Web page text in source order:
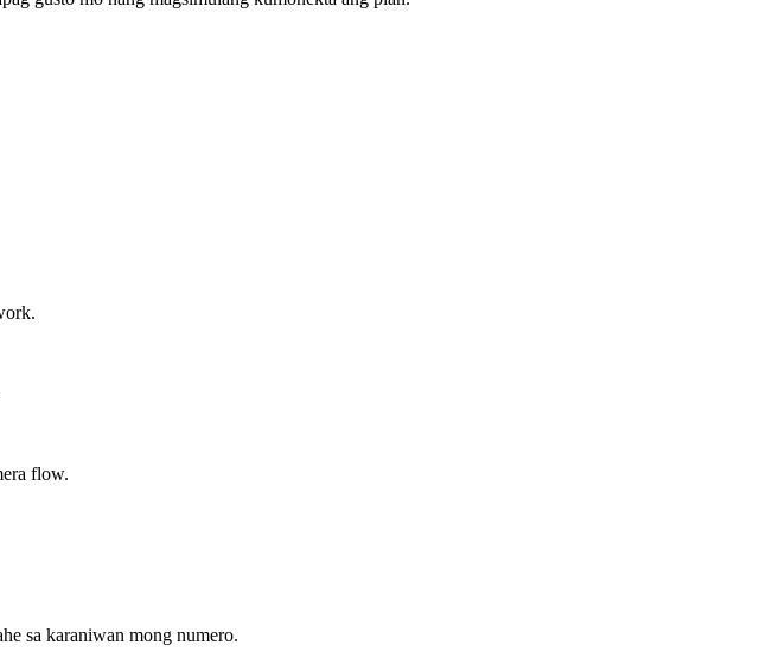
flow.
sa karaniwan mong numero.